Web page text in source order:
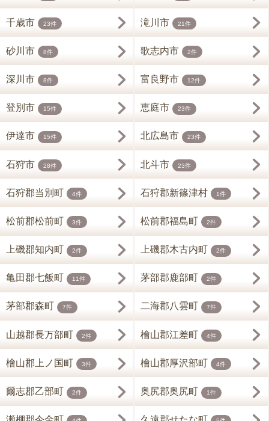
千歳市 23件 滝川市 21件
砂川市 8件 歌志内市 2件
深川市 8件 富良野市 12件
登別市 15件 恵庭市 23件
伊達市 15件 北広島市 23件
石狩市 28件 北斗市 23件
石狩郡当別町 4件 石狩郡新篠津村 1件
松前郡松前町 3件 松前郡福島町 2件
上磯郡知内町 2件 上磯郡木古内町 2件
亀田郡七飯町 11件 茅部郡鹿部町 2件
茅部郡森町 7件 二海郡八雲町 7件
山越郡長万部町 2件 檜山郡江差町 4件
檜山郡上ノ国町 3件 檜山郡厚沢部町 4件
爾志郡乙部町 2件 奥尻郡奥尻町 1件